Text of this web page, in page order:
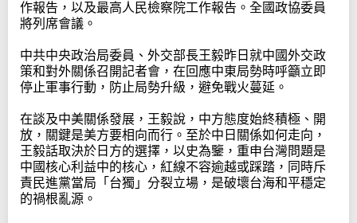
作報告，以及最高人民檢察院工作報告。全國政協委員
將列席會議。
中共中央政治局委員、外交部長王毅昨日就中國外交政
策和對外關係召開記者會，在回應中東局勢時呼籲立即
停止軍事行動，防止局勢升級，避免戰火蔓延。
在談及中美關係發展，王毅說，中方態度始終積極、開
放，關鍵是美方要相向而行。至於中日關係如何走向，
王毅話取決於日方的選擇，以史為鑒，重申台灣問題是
中國核心利益中的核心，紅線不容逾越或踩踏，同時斥
責民進黨當局「台獨」分裂立場，是破壞台海和平穩定
的禍根亂源。